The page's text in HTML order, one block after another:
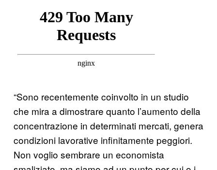
“Sono recentemente coinvolto in un studio
che mira a dimostrare quanto l’aumento della
concentrazione in determinati mercati, genera
condizioni lavorative infinitamente peggiori.
Non voglio sembrare un economista